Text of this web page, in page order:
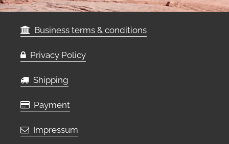
Business terms & conditions
Privacy Policy
Shipping
Payment
Impressum